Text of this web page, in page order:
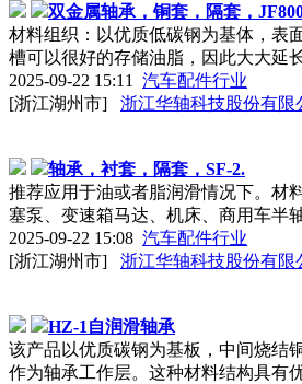
双金属轴承，铜套，隔套，
材料组织：以优质低碳钢为基体，表
槽可以很好的存储油脂，因此大大延
2025-09-22 15:11 汽车配件行业
[浙江湖州市]
浙江华轴科技股份有限
轴承，衬套，隔套，SF-2.
推荐应用于油或者脂润滑情况下。材
塞泵、变速箱马达、机床、商用车半
2025-09-22 15:08 汽车配件行业
[浙江湖州市]
浙江华轴科技股份有限
HZ-1自润滑轴承
该产品以优质碳钢为基板，中间烧结
作为轴承工作层。这种材料结构具有